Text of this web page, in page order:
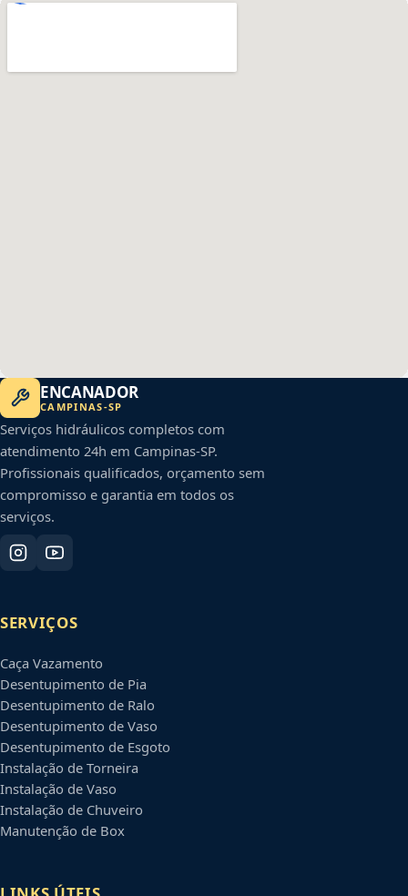
ENCANADOR
CAMPINAS-SP
Serviços hidráulicos completos com
atendimento 24h em Campinas-SP.
Profissionais qualificados, orçamento sem
compromisso e garantia em todos os
serviços.
SERVIÇOS
Caça Vazamento
Desentupimento de Pia
Desentupimento de Ralo
Desentupimento de Vaso
Desentupimento de Esgoto
Instalação de Torneira
Instalação de Vaso
Instalação de Chuveiro
Manutenção de Box